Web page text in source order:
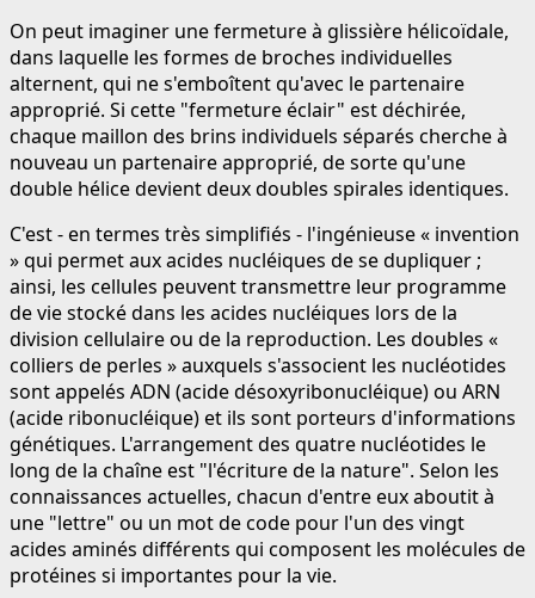
On peut imaginer une fermeture à glissière hélicoïdale,
dans laquelle les formes de broches individuelles
alternent, qui ne s'emboîtent qu'avec le partenaire
approprié. Si cette "fermeture éclair" est déchirée,
chaque maillon des brins individuels séparés cherche à
nouveau un partenaire approprié, de sorte qu'une
double hélice devient deux doubles spirales identiques.
C'est - en termes très simplifiés - l'ingénieuse « invention
» qui permet aux acides nucléiques de se dupliquer ;
ainsi, les cellules peuvent transmettre leur programme
de vie stocké dans les acides nucléiques lors de la
division cellulaire ou de la reproduction. Les doubles «
colliers de perles » auxquels s'associent les nucléotides
sont appelés ADN (acide désoxyribonucléique) ou ARN
(acide ribonucléique) et ils sont porteurs d'informations
génétiques. L'arrangement des quatre nucléotides le
long de la chaîne est "l'écriture de la nature". Selon les
connaissances actuelles, chacun d'entre eux aboutit à
une "lettre" ou un mot de code pour l'un des vingt
acides aminés différents qui composent les molécules de
protéines si importantes pour la vie.